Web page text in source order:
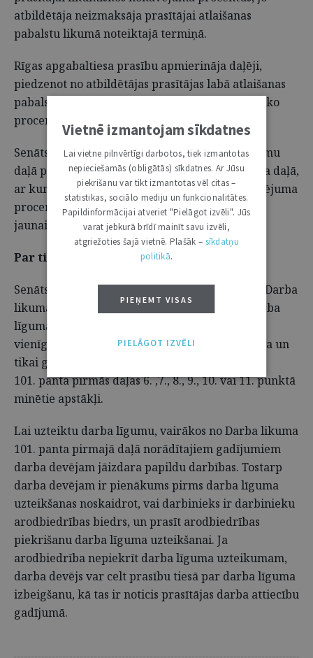
atbildētāja neizmaksāja prasītājai atlaišanas
pabalstu likumā noteiktajā termiņā.
Rīgas apgabaltiesa prasību apmierināja daļēji,
piedzenot no atbildētājas prasītājas labā atlaišanas
pabalstu, bet noraidot prasību daļā par likumisko
procentu piedziņu.
Senāts atstāja negrozītu apgabaltiesas spriedumu
daļā par atlaišanas pabalsta piedziņu, bet atcēla daļā,
ar kuru noraidīta prasība par likumisko nokavējuma
procentu piedziņu, nododot lietu atceltajā daļā
jaunai izskatīšanai.
Par tiesībām uz atlaišanas pabalstu
Senāts vērtēja, kas ir darba līguma uzteikšana Darba
likuma 112. panta pirmās daļas
2
izpratnē. Darba
līguma uzteikšana minētās normas izpratnē ir
vienīgi darba devēja, nevis darbinieka iniciatīva un
tikai gadījumos, kad ir nodibināti šā likuma
101. panta pirmās daļas 6. ,7., 8., 9., 10. vai 11. punktā
minētie apstākļi.
Lai uzteiktu darba līgumu, vairākos no Darba likuma
101. panta pirmajā daļā norādītajiem gadījumiem
darba devējam jāizdara papildu darbības. Tostarp
darba devējam ir pienākums pirms darba līguma
uzteikšanas noskaidrot, vai darbinieks ir darbinieku
arodbiedrības biedrs, un prasīt arodbiedrības
piekrišanu darba līguma uzteikšanai. Ja
arodbiedrība nepiekrīt darba līguma uzteikumam,
darba devējs var celt prasību tiesā par darba līguma
izbeigšanu, kā tas ir noticis prasītājas darba attiecību
gadījumā.
Vietnē izmantojam sīkdatnes
Lai vietne pilnvērtīgi darbotos, tiek izmantotas
nepieciešamās (obligātās) sīkdatnes. Ar Jūsu
piekrišanu var tikt izmantotas vēl citas –
statistikas, sociālo mediju un funkcionalitātes.
Papildinformācijai atveriet "Pielāgot izvēli". Jūs
varat jebkurā brīdī mainīt savu izvēli,
atgriežoties šajā vietnē. Plašāk – sīkdatņu
politikā.
PIEŅEMT VISAS
PIELĀGOT IZVĒLI